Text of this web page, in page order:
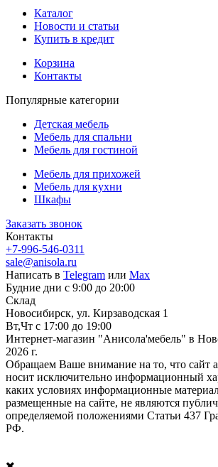
Каталог
Новости и статьи
Купить в кредит
Корзина
Контакты
Популярные категории
Детская мебель
Мебель для спальни
Мебель для гостиной
Мебель для прихожей
Мебель для кухни
Шкафы
Заказать звонок
Контакты
+7-996-546-0311
sale@anisola.ru
Написать в Telegram или Max
Будние дни с 9:00 до 20:00
Склад
Новосибирск, ул. Кирзаводская 1
Вт,Чт с 17:00 до 19:00
Интернет-магазин "Анисола'мебель" в
2026 г.
Обращаем Ваше внимание на то, что сайт
носит исключительно информационный
каких условиях информационные
размещенные на сайте, не являются
определяемой положениями Статьи 437
РФ.